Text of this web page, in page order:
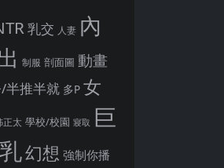
乳交 人妻 內
制服 剖面圖 動畫
半推半就 多P 女
正太 學校/校園 寢取 巨
幻想 強制你播